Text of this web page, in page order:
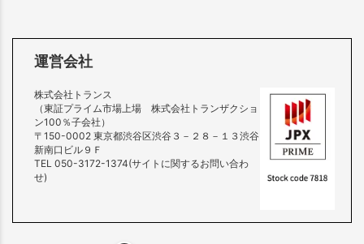
運営会社
株式会社トランス
（東証プライム市場上場 株式会社トランザクショ
ン100％子会社）
〒150-0002 東京都渋谷区渋谷３－２８－１３渋谷
新南口ビル９Ｆ
TEL 050-3172-1374(サイトに関するお問い合わ
せ)